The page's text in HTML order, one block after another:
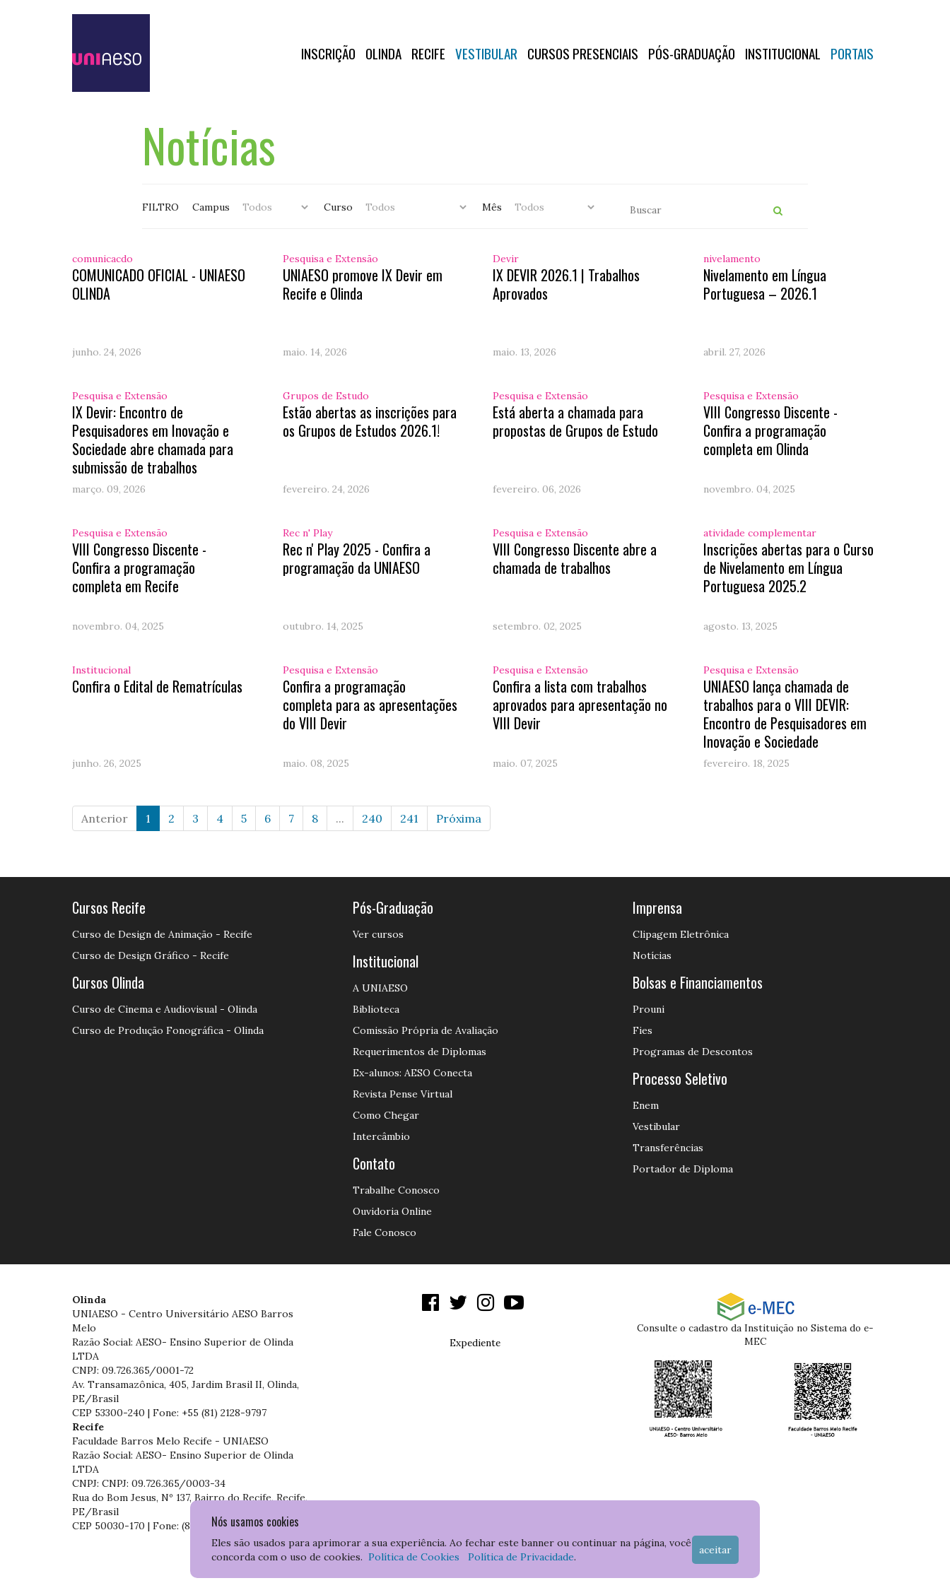
INSCRIÇÃO OLINDA RECIFE VESTIBULAR CURSOS PRESENCIAIS PÓS-GRADUAÇÃO INSTITUCIONAL PORTAIS
Notícias
FILTRO Campus Curso Mês
comunicacdo
COMUNICADO OFICIAL - UNIAESO
OLINDA
junho. 24, 2026
Pesquisa e Extensão
UNIAESO promove IX Devir em
Recife e Olinda
maio. 14, 2026
Devir
IX DEVIR 2026.1 | Trabalhos
Aprovados
maio. 13, 2026
nivelamento
Nivelamento em Língua
Portuguesa – 2026.1
abril. 27, 2026
Pesquisa e Extensão
IX Devir: Encontro de
Pesquisadores em Inovação e
Sociedade abre chamada para
submissão de trabalhos
março. 09, 2026
Grupos de Estudo
Estão abertas as inscrições para
os Grupos de Estudos 2026.1!
fevereiro. 24, 2026
Pesquisa e Extensão
Está aberta a chamada para
propostas de Grupos de Estudo
fevereiro. 06, 2026
Pesquisa e Extensão
VIII Congresso Discente -
Confira a programação
completa em Olinda
novembro. 04, 2025
Pesquisa e Extensão
VIII Congresso Discente -
Confira a programação
completa em Recife
novembro. 04, 2025
Rec n' Play
Rec n' Play 2025 - Confira a
programação da UNIAESO
outubro. 14, 2025
Pesquisa e Extensão
VIII Congresso Discente abre a
chamada de trabalhos
setembro. 02, 2025
atividade complementar
Inscrições abertas para o Curso
de Nivelamento em Língua
Portuguesa 2025.2
agosto. 13, 2025
Institucional
Confira o Edital de Rematrículas
junho. 26, 2025
Pesquisa e Extensão
Confira a programação
completa para as apresentações
do VIII Devir
maio. 08, 2025
Pesquisa e Extensão
Confira a lista com trabalhos
aprovados para apresentação no
VIII Devir
maio. 07, 2025
Pesquisa e Extensão
UNIAESO lança chamada de
trabalhos para o VIII DEVIR:
Encontro de Pesquisadores em
Inovação e Sociedade
fevereiro. 18, 2025
Anterior 1 2 3 4 5 6 7 8 ... 240 241 Próxima
Nós usamos cookies
Eles são usados para aprimorar a sua experiência. Ao fechar este banner ou continuar na página, você
concorda com o uso de cookies. Política de Cookies Política de Privacidade.
aceitar
Cursos Recife
Curso de Design de Animação - Recife
Curso de Design Gráfico - Recife
Cursos Olinda
Curso de Cinema e Audiovisual - Olinda
Curso de Produção Fonográfica - Olinda
Pós-Graduação
Ver cursos
Institucional
A UNIAESO
Biblioteca
Comissão Própria de Avaliação
Requerimentos de Diplomas
Ex-alunos: AESO Conecta
Revista Pense Virtual
Como Chegar
Intercâmbio
Contato
Trabalhe Conosco
Ouvidoria Online
Fale Conosco
Imprensa
Clipagem Eletrônica
Notícias
Bolsas e Financiamentos
Prouni
Fies
Programas de Descontos
Processo Seletivo
Enem
Vestibular
Transferências
Portador de Diploma
Olinda
UNIAESO - Centro Universitário AESO Barros
Melo
Razão Social: AESO- Ensino Superior de Olinda
LTDA
CNPJ: 09.726.365/0001-72
Av. Transamazônica, 405, Jardim Brasil II, Olinda,
PE/Brasil
CEP 53300-240 | Fone: +55 (81) 2128-9797
Recife
Faculdade Barros Melo Recife - UNIAESO
Razão Social: AESO- Ensino Superior de Olinda
LTDA
CNPJ: CNPJ: 09.726.365/0003-34
Rua do Bom Jesus, Nº 137, Bairro do Recife, Recife,
PE/Brasil
CEP 50030-170 | Fone: (81) 3204-7536
Expediente
Consulte o cadastro da Instituição no Sistema do e-
MEC